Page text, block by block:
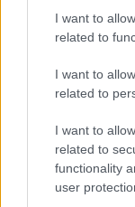
I want to
related to
I want to
related to
I want to
related to
functionality
user
ofensivas por
Comunio Italia
siendo su mejor
¡A vender!